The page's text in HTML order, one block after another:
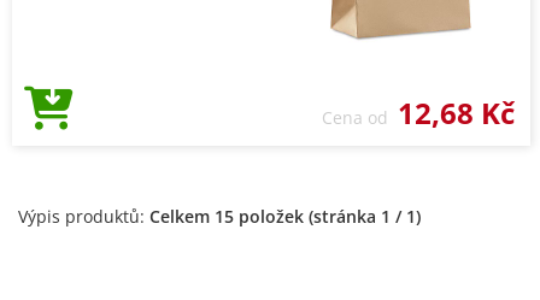
Cena od 12,68 Kč
Výpis produktů: Celkem 15 položek (stránka 1 / 1)